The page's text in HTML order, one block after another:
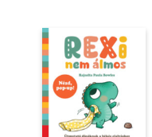
Társadalomtudomány
Természettudomány
Történelem
Vallás